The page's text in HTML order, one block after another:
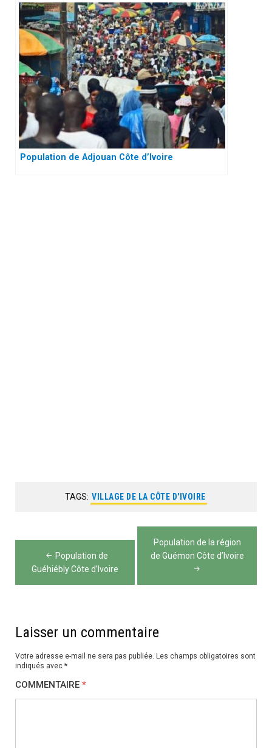
Population de Adjouan Côte d’Ivoire
TAGS: VILLAGE DE LA CÔTE D'IVOIRE
Navigation
de
l’article
Population de
Guéhiébly Côte d’Ivoire
Population de la région
de Guémon Côte d’Ivoire
Laisser un commentaire
Votre adresse e-mail ne sera pas publiée. Les champs obligatoires sont
indiqués avec *
COMMENTAIRE *